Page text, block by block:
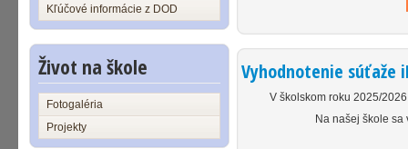
Kľúčové informácie z DOD
Život na škole
Fotogaléria
Projekty
Vyhodnotenie súťaže
V školskom roku 2025/
Na našej škole